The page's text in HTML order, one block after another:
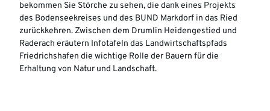
bekommen Sie Störche zu sehen, die dank eines Projekts
des Bodenseekreises und des BUND Markdorf in das Ried
zurückkehren. Zwischen dem Drumlin Heidengestied und
Raderach eräutern Infotafeln das Landwirtschaftspfads
Friedrichshafen die wichtige Rolle der Bauern für die
Erhaltung von Natur und Landschaft.